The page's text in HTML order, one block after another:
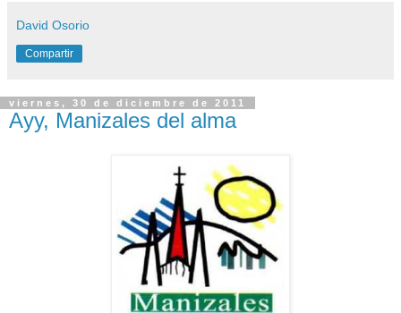
David Osorio
Compartir
viernes, 30 de diciembre de 2011
Ayy, Manizales del alma